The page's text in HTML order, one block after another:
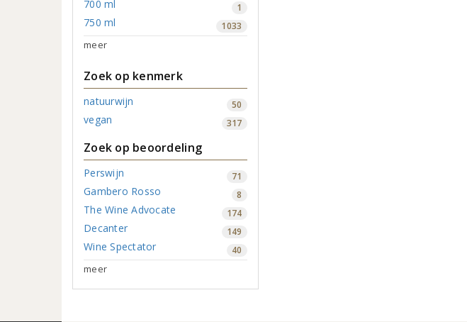
700 ml 1
750 ml 1033
meer
Zoek op kenmerk
natuurwijn 50
vegan 317
Zoek op beoordeling
Perswijn 71
Gambero Rosso 8
The Wine Advocate 174
Decanter 149
Wine Spectator 40
meer